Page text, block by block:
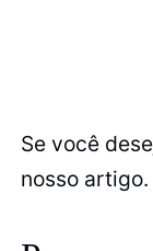
Se você
nosso